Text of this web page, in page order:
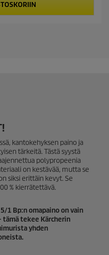
kantokehyksen paino ja
tärkeitä. Tästä syystä
polypropeenia
on kestävää, mutta se
siksi erittäin kevyt. Se
% kierrätettävä.
1 Bp:n omapaino on vain
tämä tekee Kärcherin
yhden